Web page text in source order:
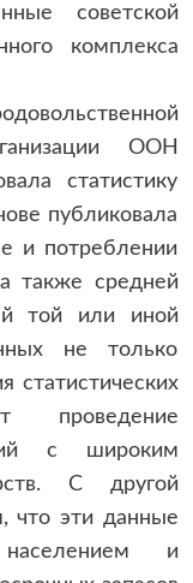
советской
комплекса
ООН
статистику
публиковала
и потреблении
также средней
той или иной
не только
статистических
с широким
С другой
что эти данные
и